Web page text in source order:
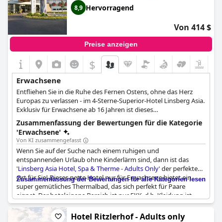
Besonderheit des Hotels ist der 360°-Panoramapool auf dem
Dach, der in den Sommermonaten geöffnet ist. Das 4-Sterne-
Superior-Hotel vereint Design, Qualität und Modernität in sich.
Das Schwarzer Adler Kitzbühel - Adults Only bietet Gästen ab 16
Jahren einzigartige Urlaubsmomente in Kitzbühel.
wert.
8,9 Hervorragend
Von 414 $
Preise anzeigen
$
Erwachsene
Entfliehen Sie in die Ruhe des Fernen Ostens, ohne das Herz
Europas zu verlassen - im 4-Sterne-Superior-Hotel Linsberg Asia.
Exklusiv für Erwachsene ab 16 Jahren ist dieses
niederösterreichische Hotel ein Zufluchtsort für Gäste, die eine
harmonische Mischung aus Ruhe und Entspannung suchen.
Das exotische Ambiente spiegelt sich in jedem Detail wider und
verwandelt jeden Aufenthalt in einen ruhigen, asiatisch
inspirierten Rückzugsort, an dem die Thermalbäder die
herkömmliche Hektik einer Flugreise ersetzen.
Als geschätzter Gast im Linsberg Asia erhalten Sie zusätzlich
zum öffentlichen Thermalbad privilegierten Zugang zu einem
eigenen, privaten Spa-Bereich. Diese abgeschiedene Oase
verfügt über einen Innenpool, eine exquisite Saunalandschaft
mit Saunarium, Infrarotkabine, Dampfbad, Finnischer Sauna
und Whirlpools. Die herrliche Sonnenterrasse im Zen-Garten
Zusammenfassung der Bewertungen für die Kategorie
'Erwachsene'
Von KI zusammengefasst
Wenn Sie auf der Suche nach einem ruhigen und
entspannenden Urlaub ohne Kinderlärm sind, dann ist das
'Linsberg Asia Hotel, Spa & Therme - Adults Only' der perfekte
Ort für Sie! Dieses nette Hotel nur für Erwachsene bietet ein
super gemütliches Thermalbad, das sich perfekt für Paare
eignet. Der hoteleigene Bereich ist nur FKK, d.h. Kleidung ist
nicht erlaubt, außer in einer Sauna. Viele Gäste haben die "adults
only"-Regelung gelobt und erklärt, dass sie einen großen
Zusammenfassung der Bewertungen für alle Kategorien lesen
Hotel Ritzlerhof - Adults only